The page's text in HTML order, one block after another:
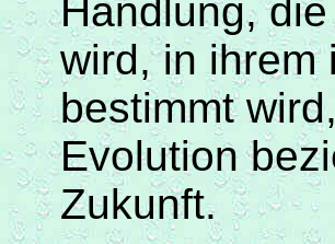
Handlung,
wird, in ihrem
bestimmt
Evolution
Zukunft.